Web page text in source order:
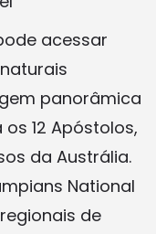
acessar
panorâmica
12 Apóstolos,
da Austrália.
National
de